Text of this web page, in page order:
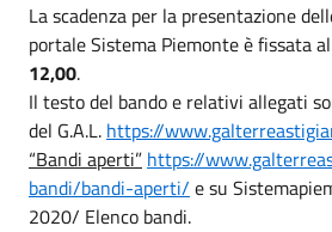
La scadenza per la presentazione
portale Sistema Piemonte è fissata al
12,00.
Il testo del bando e relativi allegati
del G.A.L. https://
“Bandi aperti” https://
bandi/bandi-aperti/ e su
2020/ Elenco bandi.